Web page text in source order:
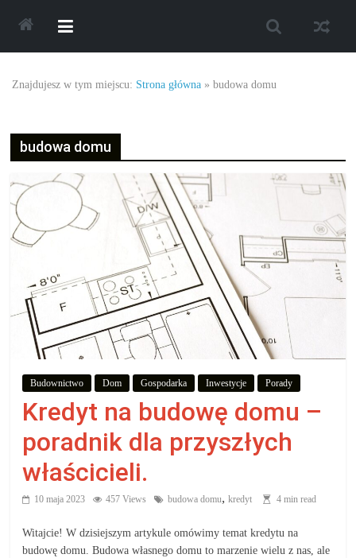
content
Najlepsze
oraz
promocje.
Porady
dotyczące
zakupów,
aby
wiedzieć,
co
kupić.
Poznaj
Znajdujesz w tym miejscu: Strona główna »budowa domu
budowa domu
Budownictwo Dom Gospodarka Inwestycje Porady
Kredyt na budowę domu –
poradnik dla przyszłych
właścicieli.
10 maja 2023 457 Views budowa domu,kredyt 4 min read
Witajcie! W dzisiejszym artykule omówimy temat kredytu na
budowę domu. Budowa własnego domu to marzenie wielu z nas, ale